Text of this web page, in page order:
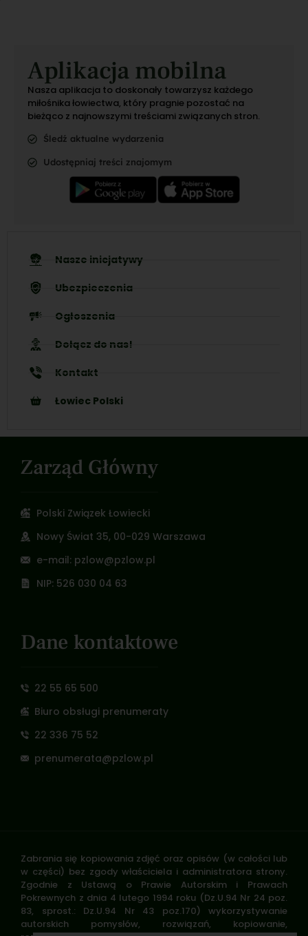
Aplikacja mobilna
Nasza aplikacja to doskonały towarzysz każdego
miłośnika łowiectwa, który pragnie pozostać na
bieżąco z najnowszymi treściami związanych stron.
Śledź aktualne wydarzenia
Udostępniaj treści znajomym
Nasze inicjatywy
Ubezpieczenia
Ogłoszenia
Dołącz do nas!
Kontakt
Łowiec Polski
Zarząd Główny
Polski Związek Łowiecki
Nowy Świat 35, 00-029 Warszawa
e-mail: pzlow@pzlow.pl
NIP: 526 030 04 63
Dane kontaktowe
22 55 65 500
Biuro obsługi prenumeraty
22 336 75 52
prenumerata@pzlow.pl
Zabrania się kopiowania zdjęć oraz opisów (w całości lub
w części) bez zgody właściciela i administratora strony.
Zgodnie z Ustawą o Prawie Autorskim i Prawach
Pokrewnych z dnia 4 lutego 1994 roku (Dz.U.94 Nr 24 poz.
83, sprost.: Dz.U.94 Nr 43 poz.170) wykorzystywanie
autorskich pomysłów, rozwiązań, kopiowanie,